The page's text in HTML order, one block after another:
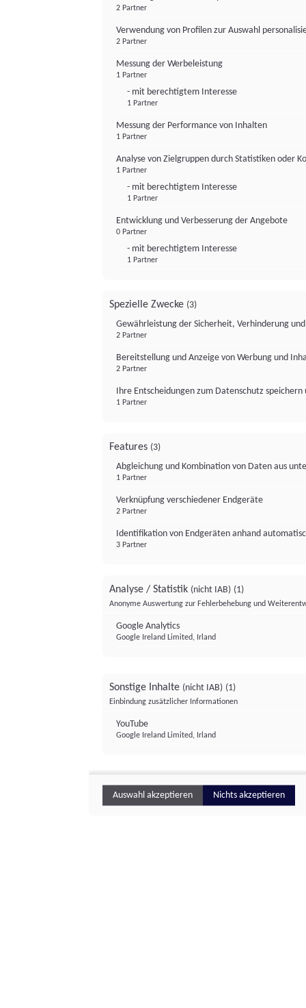
2 Partner
Verwendung von Profilen zur Auswahl
2 Partner
Messung der Werbeleistung
1 Partner
- mit berechtigtem Interesse
1 Partner
Messung der Performance von Inhalten
1 Partner
Analyse von Zielgruppen durch Statistiken oder
1 Partner
- mit berechtigtem Interesse
1 Partner
Entwicklung und Verbesserung der Angebote
0 Partner
- mit berechtigtem Interesse
1 Partner
Spezielle Zwecke (3)
Gewährleistung der Sicherheit, Verhinderung
2 Partner
Bereitstellung und Anzeige von Werbung und
2 Partner
Ihre Entscheidungen zum Datenschutz
1 Partner
Features (3)
Abgleichung und Kombination von Daten aus
1 Partner
Verknüpfung verschiedener Endgeräte
2 Partner
Identifikation von Endgeräten anhand
3 Partner
Analyse / Statistik (nicht IAB) (1)
Anonyme Auswertung zur Fehlerbehebung und
Google Analytics
Google Ireland Limited, Irland
Sonstige Inhalte (nicht IAB) (1)
Einbindung zusätzlicher Informationen
YouTube
Google Ireland Limited, Irland
Auswahl akzeptieren Nichts akzeptieren